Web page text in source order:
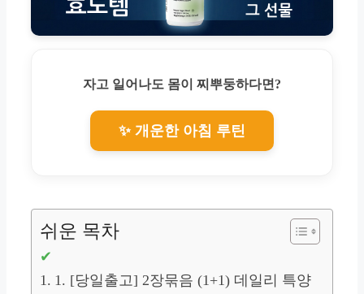
자고 일어나도 몸이 찌뿌둥하다면?
✨ 개운한 아침 루틴
쉬운 목차
1. [당일출고] 2장묶음 (1+1) 데일리 특양